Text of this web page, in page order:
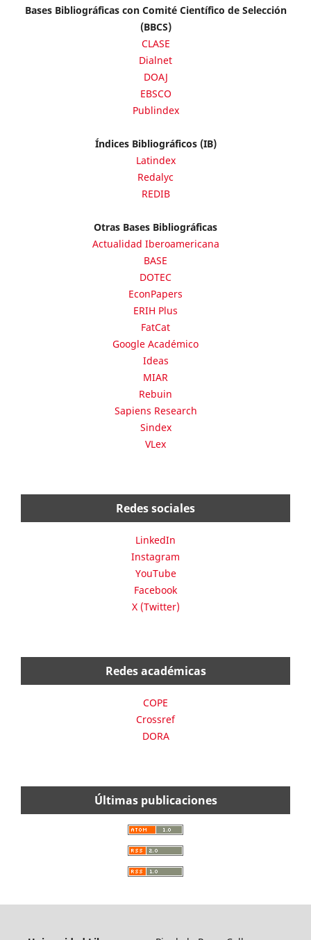
Bases Bibliográficas con Comité Científico de Selección
(BBCS)
CLASE
Dialnet
DOAJ
EBSCO
Publindex
Índices Bibliográficos (IB)
Latindex
Redalyc
REDIB
Otras Bases Bibliográficas
Actualidad Iberoamericana
BASE
DOTEC
EconPapers
ERIH Plus
FatCat
Google Académico
Ideas
MIAR
Rebuin
Sapiens Research
Sindex
VLex
Redes sociales
LinkedIn
Instagram
YouTube
Facebook
X (Twitter)
Redes académicas
COPE
Crossref
DORA
Últimas publicaciones